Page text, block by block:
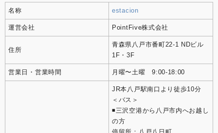
名称 estacion
運営会社 PointFive株式会社
住所
青森県八戸市番町22-1 NDビル
1F・3F
営業日・営業時間 月曜〜土曜 9:00-18:00
JR本八戸駅南口より徒歩10分
＜バス＞
◾️三沢空港から八戸市内へお越し
の方